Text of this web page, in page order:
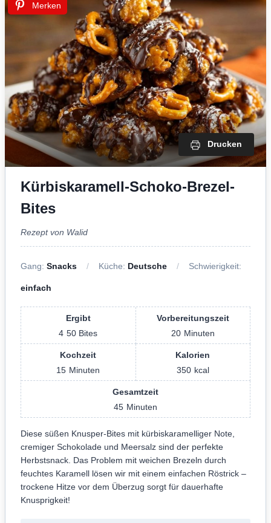
Merken
Drucken
Kürbiskaramell-Schoko-Brezel-
Bites
Rezept von Walid
Gang: Snacks Küche: Deutsche Schwierigkeit:
einfach
Ergibt
4 50 Bites
Vorbereitungszeit
20 Minuten
Kochzeit
15 Minuten
Kalorien
350 kcal
Gesamtzeit
45 Minuten
Diese süßen Knusper-Bites mit kürbiskaramelliger Note,
cremiger Schokolade und Meersalz sind der perfekte
Herbstsnack. Das Problem mit weichen Brezeln durch
feuchtes Karamell lösen wir mit einem einfachen Röstrick –
trockene Hitze vor dem Überzug sorgt für dauerhafte
Knusprigkeit!